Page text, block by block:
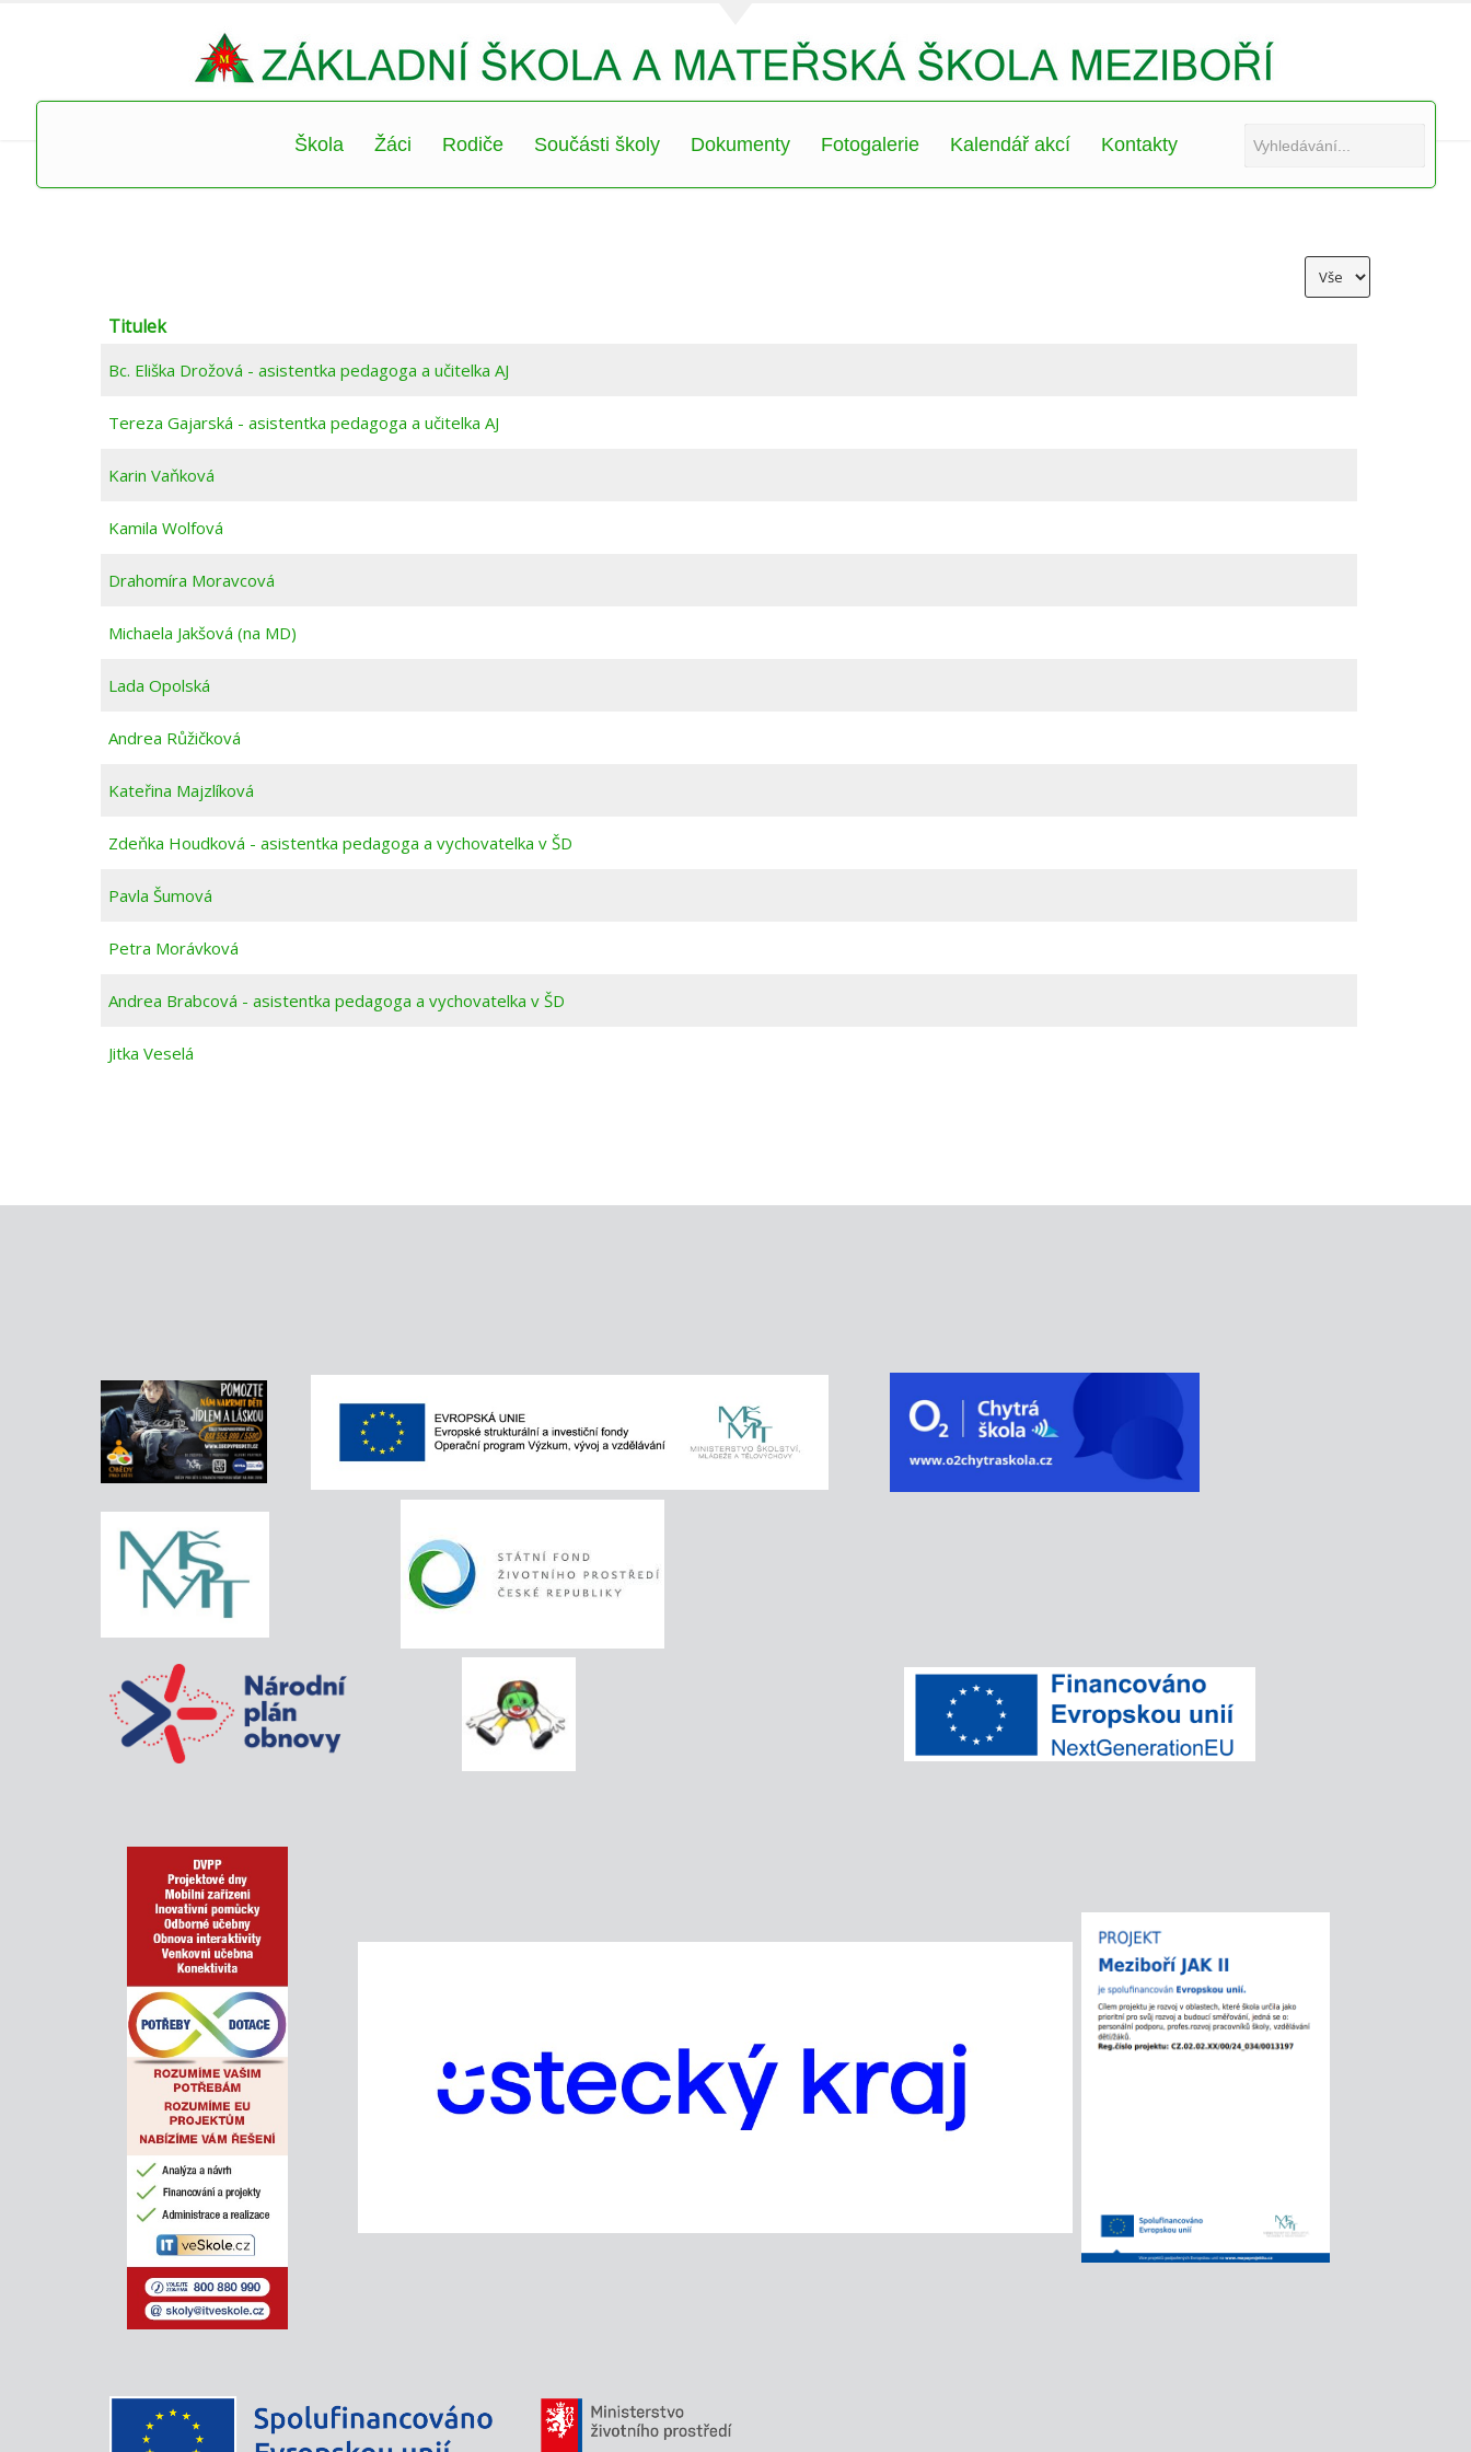
Škola Žáci Rodiče Součásti školy Dokumenty Fotogalerie Kalendář akcí Kontakty
Titulek
Bc. Eliška Drožová - asistentka pedagoga a učitelka AJ
Tereza Gajarská - asistentka pedagoga a učitelka AJ
Karin Vaňková
Kamila Wolfová
Drahomíra Moravcová
Michaela Jakšová (na MD)
Lada Opolská
Andrea Růžičková
Kateřina Majzlíková
Zdeňka Houdková - asistentka pedagoga a vychovatelka v ŠD
Pavla Šumová
Petra Morávková
Andrea Brabcová - asistentka pedagoga a vychovatelka v ŠD
Jitka Veselá